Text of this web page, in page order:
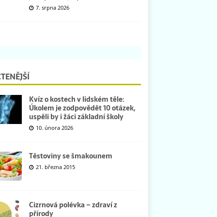
7. srpna 2026
Kvíz o kostech v lidském těle:
Úkolem je zodpovědět 10 otázek,
uspěli by i žáci základní školy
10. února 2026
Těstoviny se šmakounem
21. března 2015
Cizrnová polévka – zdraví z
přírody